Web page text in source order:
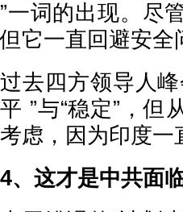
”一词的出现。尽
但它一直回避安全
过去四方领导人
平 ”与“稳定”，但
考虑，因为印度一
4、这才是中共面